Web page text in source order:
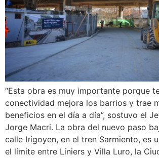
“Esta obra es muy importante porque
conectividad mejora los barrios y trae
beneficios en el día a día”, sostuvo el
Jorge Macri. La obra del nuevo paso
calle Irigoyen, en el tren Sarmiento, es
el límite entre Liniers y Villa Luro, la